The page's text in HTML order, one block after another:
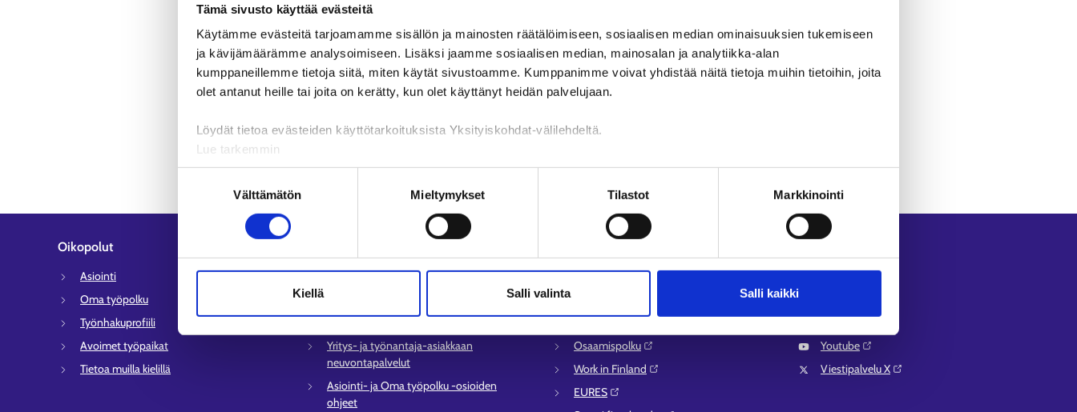
Tämä sivusto käyttää evästeitä
Käytämme evästeitä tarjoamamme sisällön ja mainosten räätälöimiseen, sosiaalisen median ominaisuuksien tukemiseen
ja kävijämäärämme analysoimiseen. Lisäksi jaamme sosiaalisen median, mainosalan ja analytiikka-alan
kumppaneillemme tietoja siitä, miten käytät sivustoamme. Kumppanimme voivat yhdistää näitä tietoja muihin tietoihin, joita
olet antanut heille tai joita on kerätty, kun olet käyttänyt heidän palvelujaan.
Löydät tietoa evästeiden käyttötarkoituksista Yksityiskohdat-välilehdeltä.
Lue tarkemmin
Evästeet
Tietosuoja ja henkilötietojen käsittely
Välttämätön Mieltymykset Tilastot Markkinointi
Kiellä Salli valinta Salli kaikki
Oikopolut
Asiointi
Oma työpolku
Työnhakuprofiili
Avoimet työpaikat
Tietoa muilla kielillä
Työllisyysalueiden yhteystiedot
Yritys- ja työnantaja-asiakkaan
neuvontapalvelut
Asiointi- ja Oma työpolku -osioiden
ohjeet
KEHA-keskus⁠
Osaamispolku⁠
Work in Finland⁠
EURES⁠
Youtube⁠
Viestipalvelu X⁠